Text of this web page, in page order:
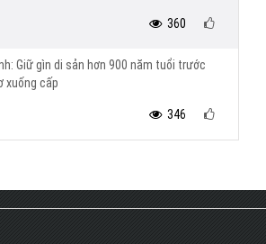
360
Giữ gìn di sản hơn 900 năm tuổi trước
xuống cấp
346